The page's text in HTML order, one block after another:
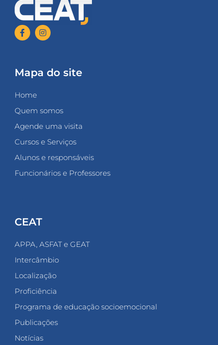
Mapa do site
Home
Quem somos
Agende uma visita
Cursos e Serviços
Alunos e responsáveis
Funcionários e Professores
CEAT
APPA, ASFAT e GEAT
Intercâmbio
Localização
Proficiência
Programa de educação socioemocional
Publicações
Notícias